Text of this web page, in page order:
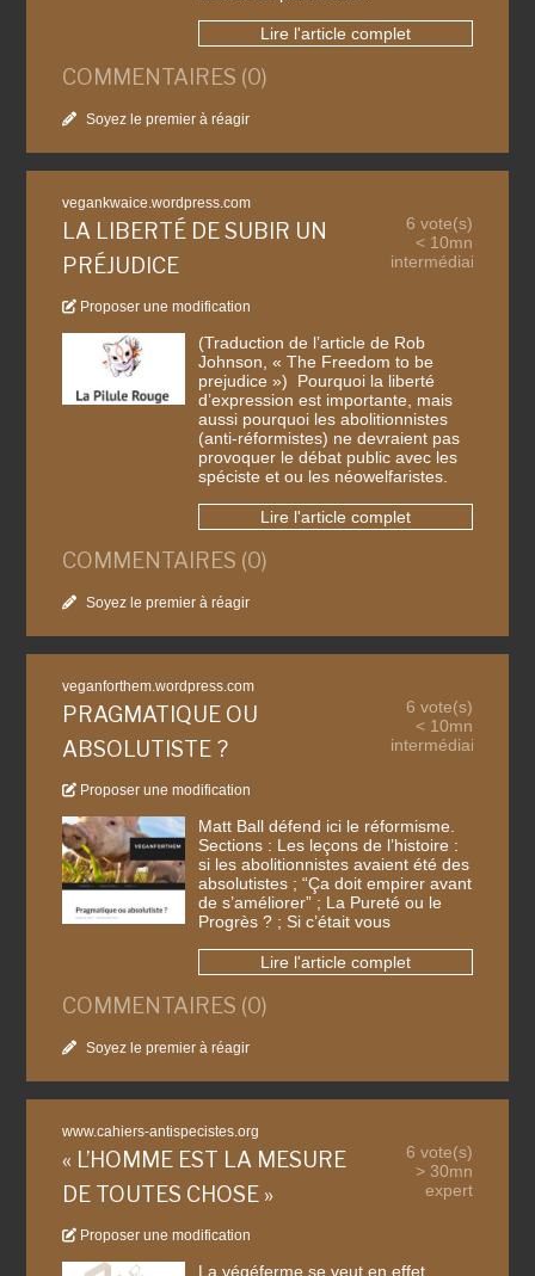
Lire l'article complet
COMMENTAIRES (0)
Soyez le premier à réagir
vegankwaice.wordpress.com
LA LIBERTÉ DE SUBIR UN
PRÉJUDICE
Proposer une modification
6 vote(s)
< 10mn
intermédiaire
(Traduction de l’article de Rob
Johnson, « The Freedom to be
prejudice ») Pourquoi la liberté
d’expression est importante, mais
aussi pourquoi les abolitionnistes
(anti-réformistes) ne devraient pas
provoquer le débat public avec les
spéciste et ou les néowelfaristes.
Lire l'article complet
COMMENTAIRES (0)
Soyez le premier à réagir
veganforthem.wordpress.com
PRAGMATIQUE OU
ABSOLUTISTE ?
Proposer une modification
6 vote(s)
< 10mn
intermédiaire
Matt Ball défend ici le réformisme.
Sections : Les leçons de l’histoire :
si les abolitionnistes avaient été des
absolutistes ; “Ça doit empirer avant
de s’améliorer” ; La Pureté ou le
Progrès ? ; Si c’était vous
Lire l'article complet
COMMENTAIRES (0)
Soyez le premier à réagir
www.cahiers-antispecistes.org
« L’HOMME EST LA MESURE
DE TOUTES CHOSE »
Proposer une modification
6 vote(s)
> 30mn
expert
La végéferme se veut en effet